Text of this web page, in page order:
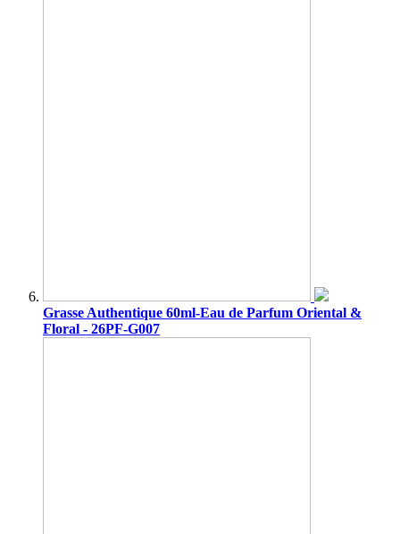
Grasse Authentique 60ml-Eau de Parfum Oriental &
Floral - 26PF-G007